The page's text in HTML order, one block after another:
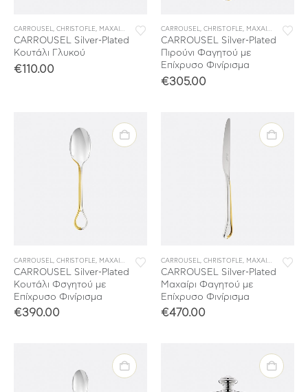
CARROUSEL, CHRISTOFLE, ΜΑΧΑΙΡΟΠΙΡΟΥΝΑ ,ΜΕΜΟΝΩΜΕΝΑ ΜΑΧΑΙΡΟΠΙΡΟΥΝΑ
CARROUSEL Silver-Plated
Κουτάλι Γλυκού
€110.00
CARROUSEL, CHRISTOFLE, ΜΑΧΑΙΡΟΠΙΡΟΥΝΑ
CARROUSEL Silver-Plated
Πιρούνι Φαγητού με
Επίχρυσο Φινίρισμα
€305.00
CARROUSEL CHRISTOFLE ΜΑΧΑΙΡΟΠΙΡΟΥΝΑ ,ΜΕΜΟΝΩΜΕΝΑ ΜΑΧΑΙΡΟΠΙΡΟΥΝΑ
CARROUSEL Silver-Plated
Κουτάλι Φσγητού με
Επίχρυσο Φινίρισμα
€390.00
CARROUSEL CHRISTOFLE ΜΑΧΑΙΡΟΠΙΡΟΥΝΑ
CARROUSEL Silver-Plated
Μαχαίρι Φαγητού με
Επίχρυσο Φινίρισμα
€470.00